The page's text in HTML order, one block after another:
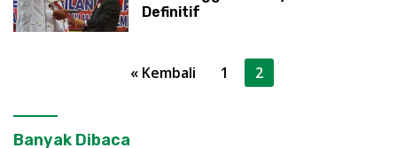
Definitif
« Kembali 1 2
Banyak Dibaca